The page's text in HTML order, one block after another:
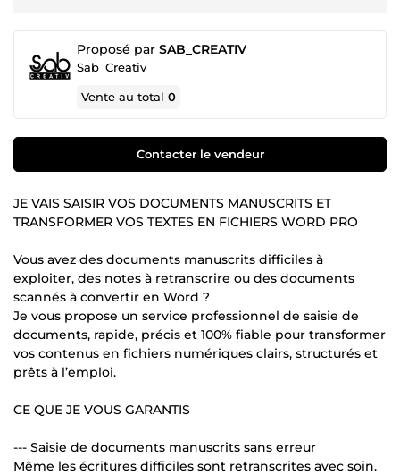
Proposé par SAB_CREATIV
Sab_Creativ
Vente au total0
Contacter le vendeur
JE VAIS SAISIR VOS DOCUMENTS MANUSCRITS ET
TRANSFORMER VOS TEXTES EN FICHIERS WORD PRO
Vous avez des documents manuscrits difficiles à
exploiter, des notes à retranscrire ou des documents
scannés à convertir en Word ?
Je vous propose un service professionnel de saisie de
documents, rapide, précis et 100% fiable pour transformer
vos contenus en fichiers numériques clairs, structurés et
prêts à l’emploi.
CE QUE JE VOUS GARANTIS
--- Saisie de documents manuscrits sans erreur
Même les écritures difficiles sont retranscrites avec soin.